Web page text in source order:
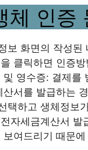
체 인증
보 화면의 작성
클릭하면 인증
영수증: 결제를
서를 발급하는
택하고 생체정보
자세금계산서
여드리기 때문